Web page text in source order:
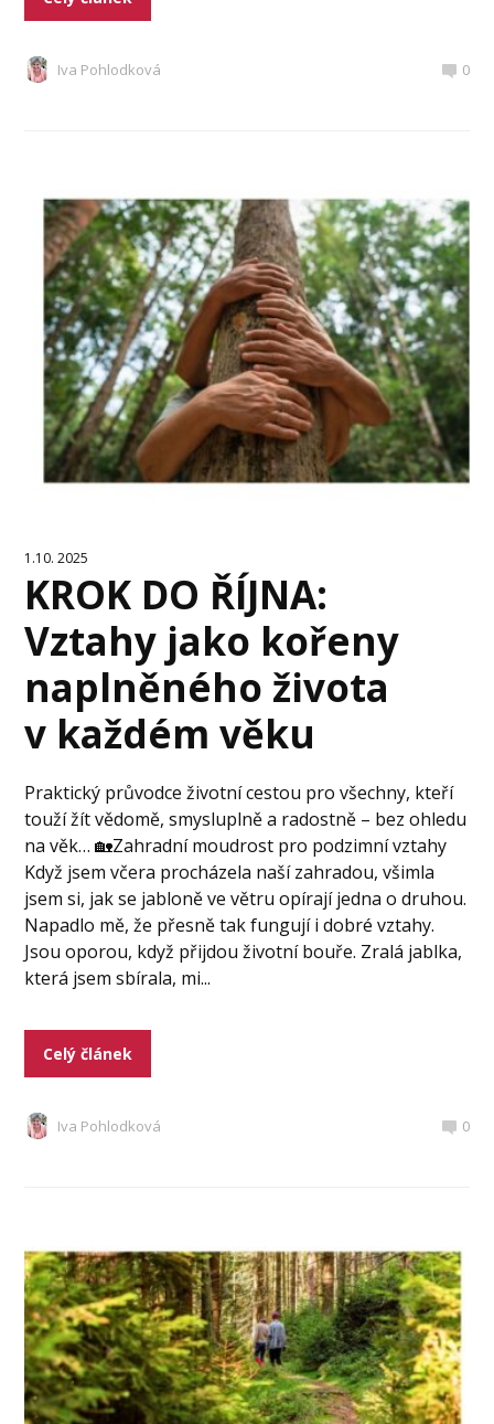
Iva Pohlodková 0
1.10. 2025
KROK DO ŘÍJNA:
Vztahy jako kořeny
naplněného života
v každém věku
Praktický průvodce životní cestou pro všechny, kteří
touží žít vědomě, smysluplně a radostně – bez ohledu
na věk… 🏡Zahradní moudrost pro podzimní vztahy
Když jsem včera procházela naší zahradou, všimla
jsem si, jak se jabloně ve větru opírají jedna o druhou.
Napadlo mě, že přesně tak fungují i dobré vztahy.
Jsou oporou, když přijdou životní bouře. Zralá jablka,
která jsem sbírala, mi...
Celý článek
Iva Pohlodková 0